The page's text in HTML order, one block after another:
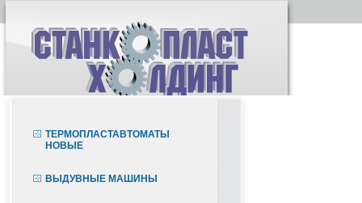
ТЕРМОПЛАСТАВТОМАТЫ
НОВЫЕ
ВЫДУВНЫЕ МАШИНЫ